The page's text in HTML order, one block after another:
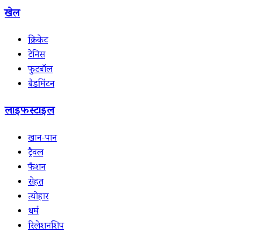
खेल
क्रिकेट
टेनिस
फुटबॉल
बैडमिंटन
लाइफस्टाइल
खान-पान
ट्रैवल
फैशन
सेहत
त्योहार
धर्म
रिलेशनशिप